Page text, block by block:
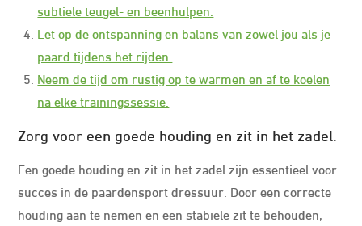
subtiele teugel- en beenhulpen.
Let op de ontspanning en balans van zowel jou als je
paard tijdens het rijden.
Neem de tijd om rustig op te warmen en af te koelen
na elke trainingssessie.
Zorg voor een goede houding en zit in het zadel.
Een goede houding en zit in het zadel zijn essentieel voor
succes in de paardensport dressuur. Door een correcte
houding aan te nemen en een stabiele zit te behouden,